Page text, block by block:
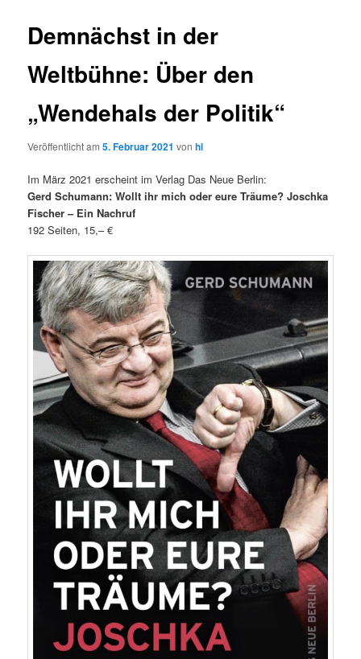
Demnächst in der
Weltbühne: Über den
„Wendehals der Politik“
Veröffentlicht am5. Februar 2021 vonhl
Im März 2021 erscheint im Verlag Das Neue Berlin:
Gerd Schumann: Wollt ihr mich oder eure Träume? Joschka
Fischer – Ein Nachruf
192 Seiten, 15,– €